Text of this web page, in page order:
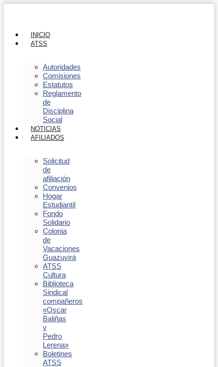
INICIO
ATSS
Autoridades
Comisiones
Estatutos
Reglamento
de
Disciplina
Social
NOTICIAS
AFILIADOS
Solicitud
de
afiliación
Convenios
Hogar
Estudiantil
Fondo
Solidario
Colonia
de
Vacaciones
Guazuvirá
ATSS
Cultura
Biblioteca
Sindical
compañeros
«Oscar
Baliñas
y
Pedro
Lerena»
Boletines
ATSS